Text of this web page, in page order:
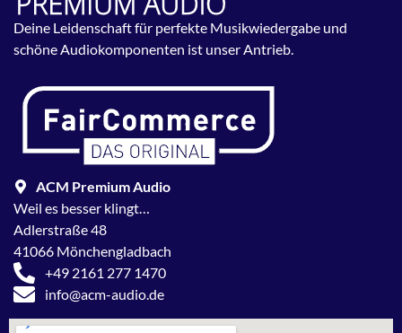
Deine Leidenschaft für perfekte Musikwiedergabe und
schöne Audiokomponenten ist unser Antrieb.
ACM Premium Audio
Weil es besser klingt…
Adlerstraße 48
41066 Mönchengladbach
+49 2161 277 1470
info@acm-audio.de